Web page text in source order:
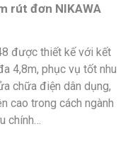
rút đơn NIKAWA
được thiết kế với kết
4,8m, phục vụ tốt nhu
chữa điện dân dụng,
cao trong cách ngành
chính…